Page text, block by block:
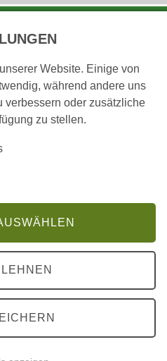
Höhe über NN: 690 m
Website. Einige von
während andere uns
verbessern oder zusätzliche
zu stellen.